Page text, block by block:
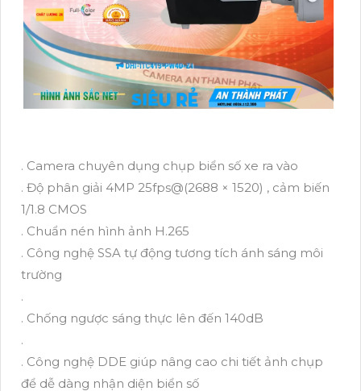
. Camera chuyên dụng chụp biển số xe ra vào
. Độ phân giải 4MP 25fps@(2688 × 1520) , cảm biến
1/1.8 CMOS
. Chuẩn nén hình ảnh H.265
. Công nghệ SSA tự động tương tích ánh sáng môi
trường
.
. Chống ngược sáng thực lên đến 140dB
.
. Công nghệ DDE giúp nâng cao chi tiết ảnh chụp
để dễ dàng nhận diện biển số